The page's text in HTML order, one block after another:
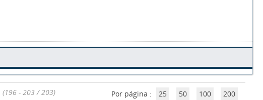
(196 - 203 / 203) Por página : 25 50 100 200